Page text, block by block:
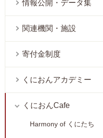
情報公開・データ集
関連機関・施設
寄付金制度
くにおんアカデミー
くにおんCafe
Harmony of くにたち